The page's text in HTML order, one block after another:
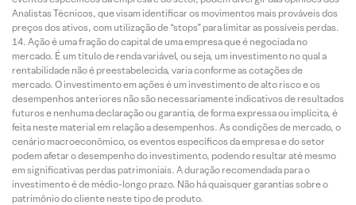
Analistas Técnicos, que visam identificar os movimentos mais prováveis dos
preços dos ativos, com utilização de “stops” para limitar as possíveis perdas.
Ação é uma fração do capital de uma empresa que é negociada no
mercado. É um título de renda variável, ou seja, um investimento no qual a
rentabilidade não é preestabelecida, varia conforme as cotações de
mercado. O investimento em ações é um investimento de alto risco e os
desempenhos anteriores não são necessariamente indicativos de resultados
futuros e nenhuma declaração ou garantia, de forma expressa ou implícita, é
feita neste material em relação a desempenhos. As condições de mercado, o
cenário macroeconômico, os eventos específicos da empresa e do setor
podem afetar o desempenho do investimento, podendo resultar até mesmo
em significativas perdas patrimoniais. A duração recomendada para o
investimento é de médio-longo prazo. Não há quaisquer garantias sobre o
patrimônio do cliente neste tipo de produto.